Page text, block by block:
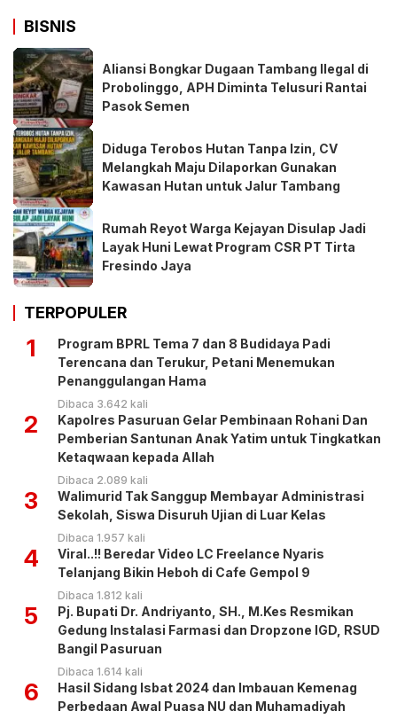
BISNIS
Aliansi Bongkar Dugaan Tambang Ilegal di
Probolinggo, APH Diminta Telusuri Rantai
Pasok Semen
Diduga Terobos Hutan Tanpa Izin, CV
Melangkah Maju Dilaporkan Gunakan
Kawasan Hutan untuk Jalur Tambang
Rumah Reyot Warga Kejayan Disulap Jadi
Layak Huni Lewat Program CSR PT Tirta
Fresindo Jaya
TERPOPULER
1
Program BPRL Tema 7 dan 8 Budidaya Padi
Terencana dan Terukur, Petani Menemukan
Penanggulangan Hama
Dibaca 3.642 kali
2
Kapolres Pasuruan Gelar Pembinaan Rohani Dan
Pemberian Santunan Anak Yatim untuk Tingkatkan
Ketaqwaan kepada Allah
Dibaca 2.089 kali
3
Walimurid Tak Sanggup Membayar Administrasi
Sekolah, Siswa Disuruh Ujian di Luar Kelas
Dibaca 1.957 kali
4
Viral..!! Beredar Video LC Freelance Nyaris
Telanjang Bikin Heboh di Cafe Gempol 9
Dibaca 1.812 kali
5
Pj. Bupati Dr. Andriyanto, SH., M.Kes Resmikan
Gedung Instalasi Farmasi dan Dropzone IGD, RSUD
Bangil Pasuruan
Dibaca 1.614 kali
6
Hasil Sidang Isbat 2024 dan Imbauan Kemenag
Perbedaan Awal Puasa NU dan Muhamadiyah